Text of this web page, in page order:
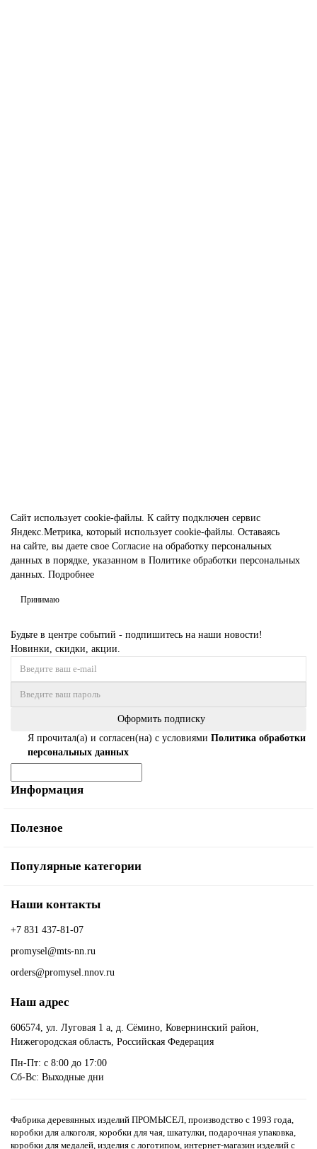
Сайт использует cookie-файлы. К cайту подключен сервис
Яндекс.Метрика, который использует cookie-файлы. Оставаясь
на сайте, вы даете свое Согласие на обработку персональных
данных в порядке, указанном в Политике обработки персональных
данных. Подробнее
Принимаю
Будьте в центре событий - подпишитесь на наши новости!
Новинки, скидки, акции.
Оформить подписку
Я прочитал(а) и согласен(на) с условиями Политика обработки
персональных данных
Информация
Полезное
Популярные категории
Наши контакты
+7 831 437-81-07
promysel@mts-nn.ru
orders@promysel.nnov.ru
Наш адрес
606574, ул. Луговая 1 а, д. Сёмино, Ковернинский район,
Нижегородская область, Российская Федерация
Пн-Пт: с 8:00 до 17:00
Сб-Вс: Выходные дни
Фабрика деревянных изделий ПРОМЫСЕЛ, производство с 1993 года,
коробки для алкоголя, коробки для чая, шкатулки, подарочная упаковка,
коробки для медалей, изделия с логотипом, интернет-магазин изделий с